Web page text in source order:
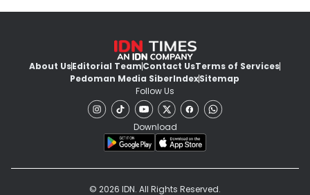
About UsEditorial TeamContact UsTerms of Services
Pedoman Media SiberIndexSitemap
Follow Us
Download
© 2026 IDN. All Rights Reserved.